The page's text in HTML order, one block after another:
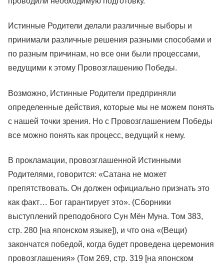
Истинные Родители делали различные выборы и
принимали различные решения разными способами и
по разным причинам, но все они были процессами,
ведущими к этому Провозглашению Победы.
Возможно, Истинные Родители предприняли
определенные действия, которые мы не можем понять
с нашей точки зрения. Но с Провозглашением Победы
все можно понять как процесс, ведущий к нему.
В прокламации, провозглашенной Истинными
Родителями, говорится: «Сатана не может
препятствовать. Он должен официально признать это
как факт… Бог гарантирует это». (Сборники
выступлений преподобного Сун Мён Муна. Том 383,
стр. 280 [на японском языке]), и что она «(Вещи)
закончатся победой, когда будет проведена церемония
провозглашения» (Том 269, стр. 319 [на японском